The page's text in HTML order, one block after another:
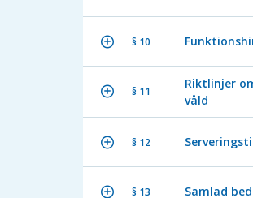
§ 10
§ 11
Riktlinjer
våld
§ 12
§ 13 Samlad